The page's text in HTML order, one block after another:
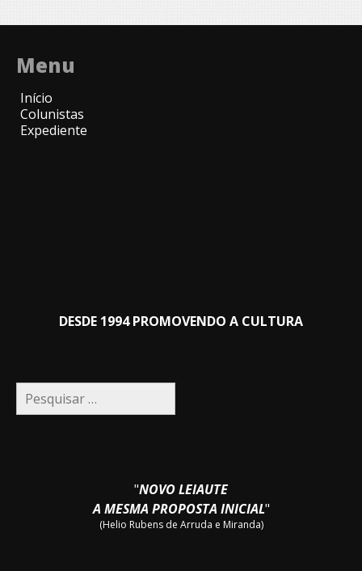
Menu
Início
Colunistas
Expediente
DESDE 1994 PROMOVENDO A CULTURA
Pesquisar
por:
"NOVO LEIAUTE
A MESMA PROPOSTA INICIAL"
(Helio Rubens de Arruda e Miranda)